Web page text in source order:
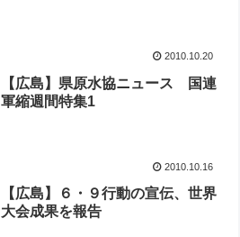
2010.10.20
【広島】県原水協ニュース 国連
軍縮週間特集1
2010.10.16
【広島】６・９行動の宣伝、世界
大会成果を報告